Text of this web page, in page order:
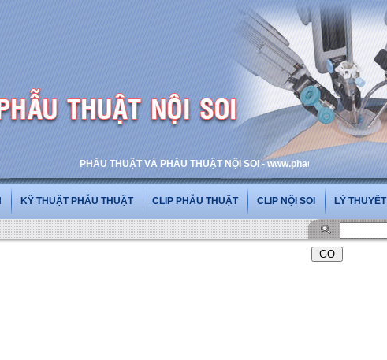
PHẪU THUẬT VÀ PHẪU THUẬT NỘI SOI - www.phauthuatnoisoi.vn
KỸ THUẬT PHẪU THUẬT CLIP PHẪU THUẬT CLIP NỘI SOI LÝ THUYẾT